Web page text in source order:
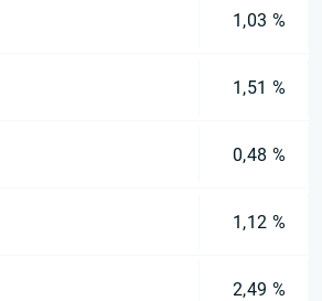
1,03 %
1,51 %
0,48 %
1,12 %
2,49 %